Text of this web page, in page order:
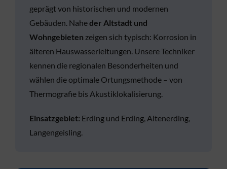
geprägt von historischen und modernen
Gebäuden. Naheder Altstadt und
Wohngebieten zeigen sich typisch: Korrosion in
älteren Hauswasserleitungen. Unsere Techniker
kennen die regionalen Besonderheiten und
wählen die optimale Ortungsmethode – von
Thermografie bis Akustiklokalisierung.
Einsatzgebiet: Erding und Erding, Altenerding,
Langengeisling.